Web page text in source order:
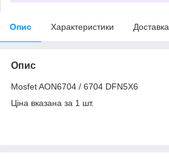
Опис Характеристики Доставка
Опис
Mosfet AON6704 / 6704 DFN5X6
Ціна вказана за 1 шт.